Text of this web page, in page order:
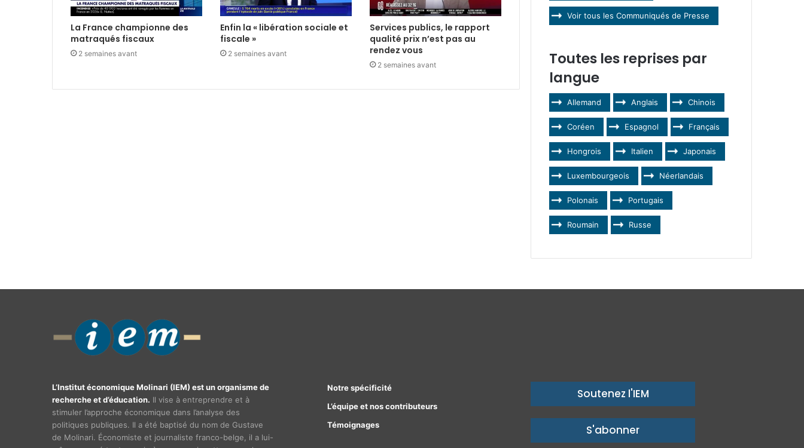
La France championne des
matraqués fiscaux
2 semaines avant
Enfin la « libération sociale et
fiscale »
2 semaines avant
Services publics, le rapport
qualité prix n’est pas au
rendez vous
2 semaines avant
Voir tous les Communiqués de Presse
Toutes les reprises par
langue
Allemand Anglais Chinois
Coréen Espagnol Français
Hongrois Italien Japonais
Luxembourgeois Néerlandais
Polonais Portugais
Roumain Russe
L’Institut économique Molinari (IEM) est un organisme de
recherche et d’éducation. Il vise à entreprendre et à
stimuler l’approche économique dans l’analyse des
politiques publiques. Il a été baptisé du nom de Gustave
de Molinari. Économiste et journaliste franco-belge, il a lui-
Notre spécificité
L’équipe et nos contributeurs
Témoignages
Soutenez l'IEM
S'abonner